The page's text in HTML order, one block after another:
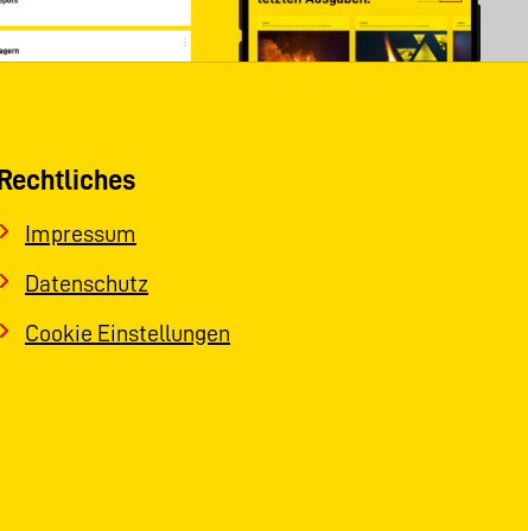
Rechtliches
Impressum
Datenschutz
Cookie Einstellungen